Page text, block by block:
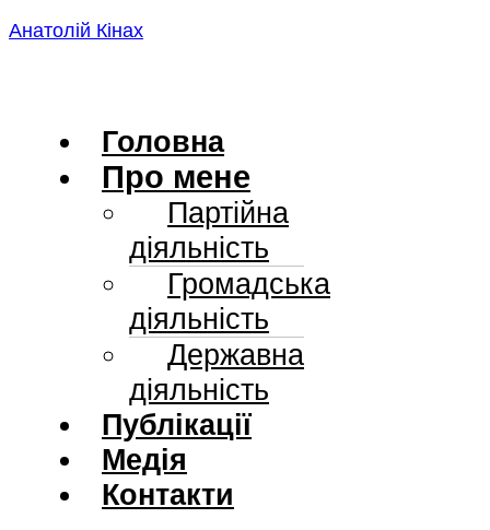
Skip
Анатолій Кінах
Головна
Про мене
Партійна
діяльність
Громадська
діяльність
Державна
діяльність
Публікації
Медія
Контакти